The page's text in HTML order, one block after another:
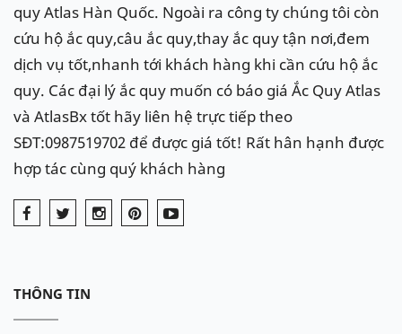
quy Atlas Hàn Quốc. Ngoài ra công ty chúng tôi còn
cứu hộ ắc quy,câu ắc quy,thay ắc quy tận nơi,đem
dịch vụ tốt,nhanh tới khách hàng khi cần cứu hộ ắc
quy. Các đại lý ắc quy muốn có báo giá Ắc Quy Atlas
và AtlasBx tốt hãy liên hệ trực tiếp theo
SĐT:0987519702 để được giá tốt! Rất hân hạnh được
hợp tác cùng quý khách hàng
THÔNG TIN